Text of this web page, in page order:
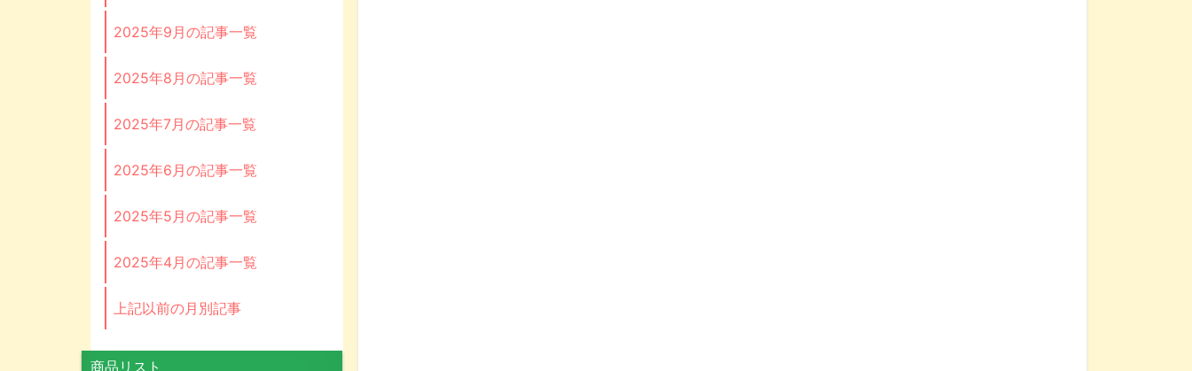
2025年9月の記事一覧
2025年8月の記事一覧
2025年7月の記事一覧
2025年6月の記事一覧
2025年5月の記事一覧
2025年4月の記事一覧
上記以前の月別記事
商品リスト